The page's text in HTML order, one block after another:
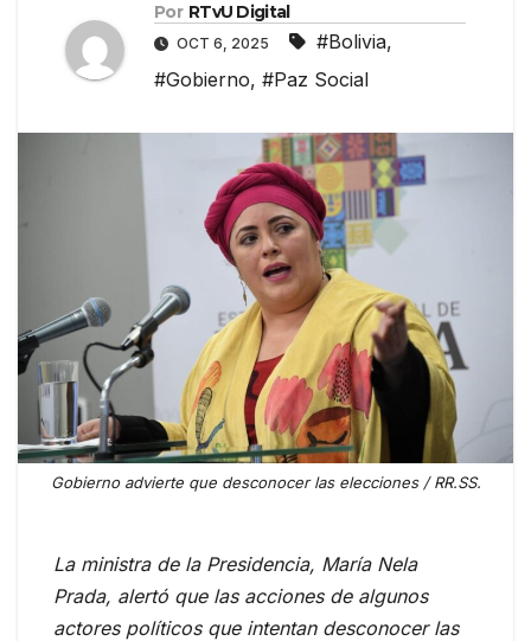
Por RTvU Digital
OCT 6, 2025 #Bolivia,
#Gobierno, #Paz Social
Gobierno advierte que desconocer las elecciones / RR.SS.
La ministra de la Presidencia, María Nela
Prada, alertó que las acciones de algunos
actores políticos que intentan desconocer las